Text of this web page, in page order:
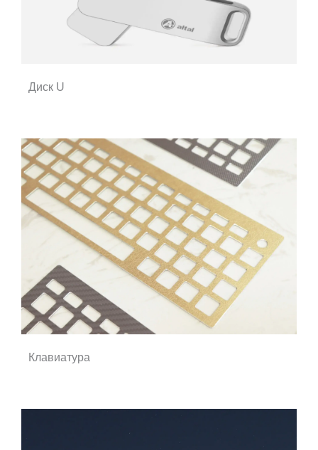
Диск U
Клавиатура